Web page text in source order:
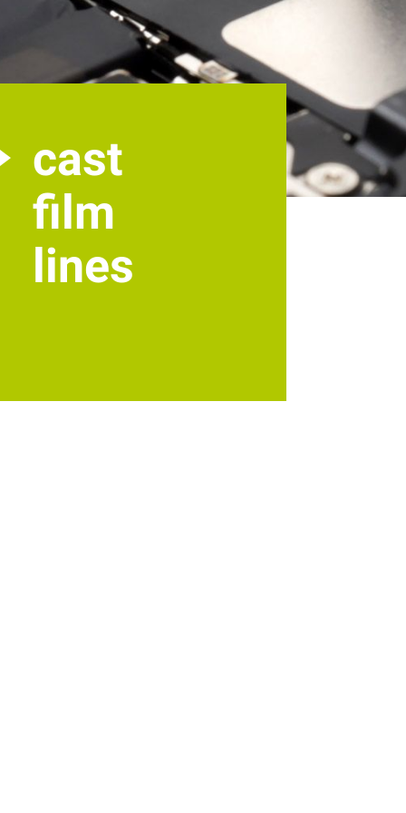
cast
film
lines